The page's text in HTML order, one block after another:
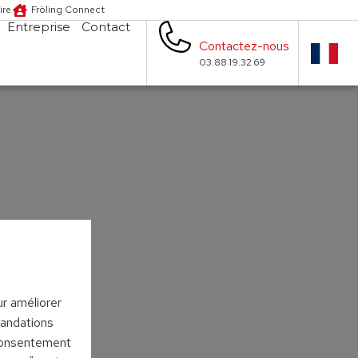
Fröling Connect
Entreprise Contact
Contactez-nous
03.88.19.32.69
améliorer